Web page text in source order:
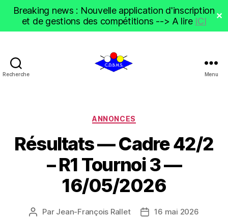
Breaking news : Nouvelle application d'inscription
et de gestions des compétitions --> A lire ICI ✕
Recherche Menu
Catégories
ANNONCES
Résultats — Cadre 42/2
– R1 Tournoi 3 —
16/05/2026
Auteur
Par Jean-François Rallet
Date16 mai 2026